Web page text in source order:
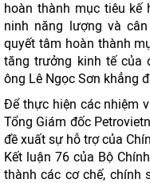
hoàn thành mục tiêu kế
ninh năng lượng và
quyết tâm hoàn thành
tăng trưởng kinh tế của
ông Lê Ngọc Sơn khẳng
Để thực hiện các nhiệm
Tổng Giám đốc
đề xuất sự hỗ trợ của
Kết luận 76 của Bộ
thành các cơ chế, chính